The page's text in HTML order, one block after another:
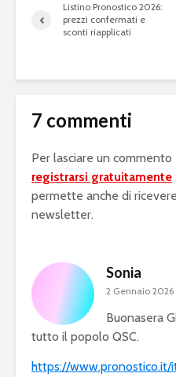
Listino Pronostico 2026:
prezzi confermati e
sconti riapplicati
7 commenti
Per lasciare un commento
registrarsi gratuitamente
permette anche di
newsletter.
Sonia
2 Gennaio 2026
Buonasera
tutto il popolo QSC.
https://www.pronostico.it/